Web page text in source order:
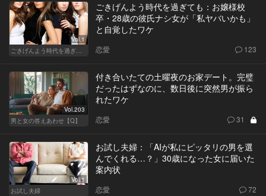
Vol.1
ごきげんよう時代を過ぎても
ごきげんよう時代を過ぎても：お嬢様校
卒・28歳の彼氏ナシ女が「私ヤバいかも」
と自覚したワケ
恋愛 123
Vol.203
男と女の答えあわせ【Q】
付き合いたての土曜夜のお家デート。完璧
だったはずなのに、数日後に突然男が振ら
れたワケ
恋愛 31
Vol.1
お試し夫婦
お試し夫婦：「AIが私にピッタリの男を選
んでくれる…？」30歳になった女に届いた
案内状
恋愛 72